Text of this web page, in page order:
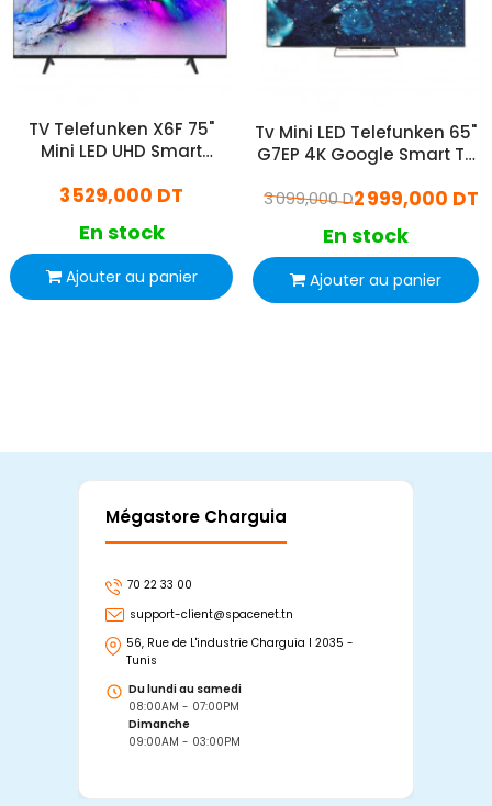
TV Telefunken X6F 75"
Mini LED UHD Smart
Noir
3 529,000 DT
En stock
Ajouter au panier
Tv Mini LED Telefunken 65"
G7EP 4K Google Smart TV
2 999,000 DT
3 099,000 DT
En stock
Ajouter au panier
Mégastore Charguia
70 22 33 00
support-client@spacenet.tn
56, Rue de L'industrie Charguia I 2035 -
Tunis
Du lundi au samedi
08:00AM - 07:00PM
Dimanche
09:00AM - 03:00PM